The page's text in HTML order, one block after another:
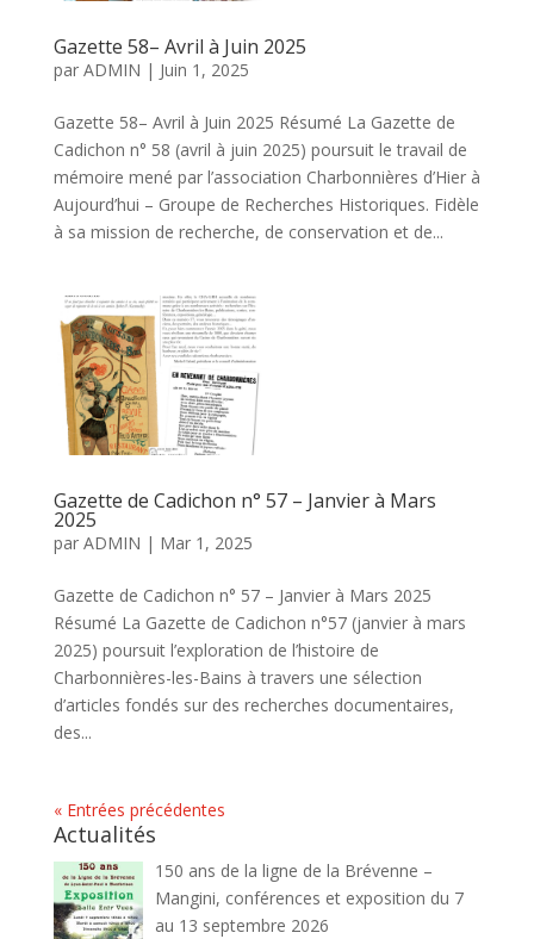
Gazette 58– Avril à Juin 2025
par ADMIN | Juin 1, 2025
Gazette 58– Avril à Juin 2025 Résumé La Gazette de
Cadichon n° 58 (avril à juin 2025) poursuit le travail de
mémoire mené par l’association Charbonnières d’Hier à
Aujourd’hui – Groupe de Recherches Historiques. Fidèle
à sa mission de recherche, de conservation et de...
Gazette de Cadichon n° 57 – Janvier à Mars
2025
par ADMIN | Mar 1, 2025
Gazette de Cadichon n° 57 – Janvier à Mars 2025
Résumé La Gazette de Cadichon n°57 (janvier à mars
2025) poursuit l’exploration de l’histoire de
Charbonnières-les-Bains à travers une sélection
d’articles fondés sur des recherches documentaires,
des...
« Entrées précédentes
Actualités
150 ans de la ligne de la Brévenne –
Mangini, conférences et exposition du 7
au 13 septembre 2026